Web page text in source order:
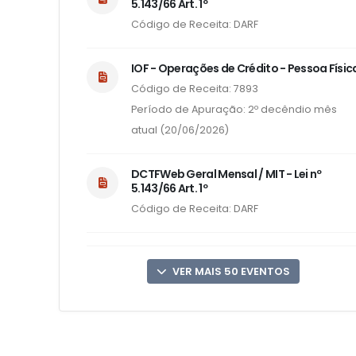
5.143/66 Art. 1º
Código de Receita: DARF
IOF - Operações de Crédito - Pessoa
Código de Receita: 7893
Período de Apuração: 2º decêndio mês
atual (20/06/2026)
DCTFWeb Geral Mensal / MIT - Lei nº
5.143/66 Art. 1º
Código de Receita: DARF
VER MAIS 50 EVENTOS